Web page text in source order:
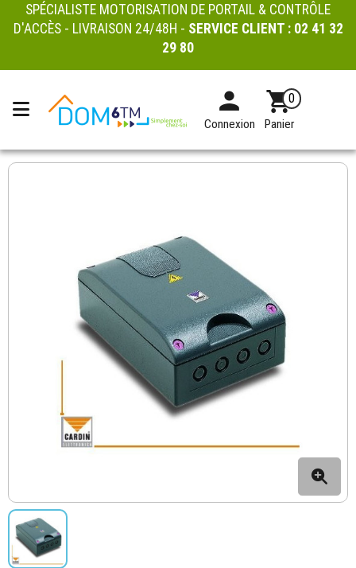
SPÉCIALISTE MOTORISATION DE PORTAIL & CONTRÔLE
D'ACCÈS - LIVRAISON 24/48H - SERVICE CLIENT : 02 41 32
29 80
Connexion
0
Panier